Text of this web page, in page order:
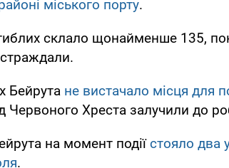
міського порту.
склало щонайменше 135,
Бейрута не вистачало місця для
Червоного Хреста залучили до
на момент подіїстояло два
.